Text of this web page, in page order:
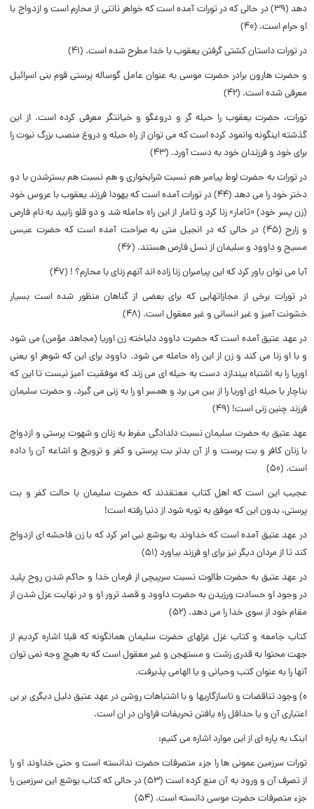
دهد (۳۹) در حالى که در تورات آمده است که خواهر ناتنى از محارم است و ازدواج با
او حرام است. (۴۰)
در تورات داستان کشتى گرفتن یعقوب با خدا مطرح شده است. (۴۱)
و حضرت هارون برادر حضرت موسى به عنوان عامل گوساله پرستى قوم بنى اسرائیل
معرفى شده است. (۴۲)
تورات، حضرت یعقوب را حیله گر و دروغگو و خیانتگر معرفى کرده است. از این
گذشته اینگونه وانمود کرده است که مى توان از راه حیله و دروغ منصب بزرگ نبوت را
براى خود و فرزندان خود به دست آورد. (۴۳)
در تورات به حضرت لوط پیامبر هم نسبت شرابخوارى و هم نسبت هم بسترشدن با دو
دختر خود را مى دهد (۴۴) در تورات آمده است که یهودا فرزند یعقوب با عروس خود
(زن پسر خود) «ثامار» زنا کرد و ثامار از این راه حامله شد و دو قلو زایید به نام فارص
و زارح (۴۵) در حالى که در انجیل متى به صراحت آمده است که حضرت عیسى
مسیح و داوود و سلیمان از نسل فارص هستند. (۴۶)
آیا مى توان باور کرد که این پیامبران زنا زاده اند آنهم زناى با محارم؟ ! (۴۷)
در تورات برخى از مجازاتهایى که براى بعضى از گناهان منظور شده است بسیار
خشونت آمیز و غیر انسانى و غیر معقول است. (۴۸)
در عهد عتیق آمده است که حضرت داوود دلباخته زن اوریا (مجاهد مؤمن) مى شود
و با او زنا مى کند و زن از این راه حامله مى شود. داوود براى این که شوهر او یعنى
اوریا را به اشتباه بیندازد دست به حیله اى مى زند که موفقیت آمیز نیست تا این که
بناچار با حیله اى اوریا را از بین مى برد و همسر او را به زنى مى گیرد. و حضرت سلیمان
فرزند چنین زنى است! (۴۹)
عهد عتیق به حضرت سلیمان نسبت دلدادگى مفرط به زنان و شهوت پرستى و ازدواج
با زنان کافر و بت پرست و از آن بدتر بت پرستى و کفر و ترویج و اشاعه آن را داده
است. (۵۰)
عجیب این است که اهل کتاب معتقدند که حضرت سلیمان با حالت کفر و بت
پرستى، بدون این که موفق به توبه شود از دنیا رفته است!
در عهد عتیق آمده است که خداوند به یوشع نبى امر کرد که با زن فاحشه اى ازدواج
کند تا از مردان دیگر نیز براى او فرزند بیاورد (۵۱)
در عهد عتیق به حضرت طالوت نسبت سرپیچى از فرمان خدا و حاکم شدن روح پلید
در وجود او حسادت ورزیدن به حضرت داوود و قصد ترور او و در نهایت عزل شدن از
مقام خود از سوى خدا را مى دهد. (۵۲)
کتاب جامعه و کتاب غزل غزلهاى حضرت سلیمان همانگونه که قبلا اشاره کردیم از
جهت محتوا به قدرى زشت و مستهجن و غیر معقول است که به هیچ وجه نمى توان
آنها را به عنوان کتب وحیانى و یا الهامى پذیرفت.
ه) وجود تناقضات و ناسازگاریها و با اشتباهات روشن در عهد عتیق دلیل دیگرى بر بى
اعتبارى آن و یا حداقل راه یافتن تحریفات فراوان در ان است.
اینک به پاره اى از این موارد اشاره مى کنیم:
تورات سرزمین عمونى ها را جزء متصرفات حضرت ندانسته است و حتى خداوند او را
از تصرف آن و ورود به آن منع کرده است (۵۳) در حالى که کتاب یوشع این سرزمین را
جزء متصرفات حضرت موسى دانسته است. (۵۴)